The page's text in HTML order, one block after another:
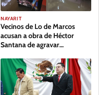
NAYARIT
Vecinos de Lo de Marcos
acusan a obra de Héctor
Santana de agravar